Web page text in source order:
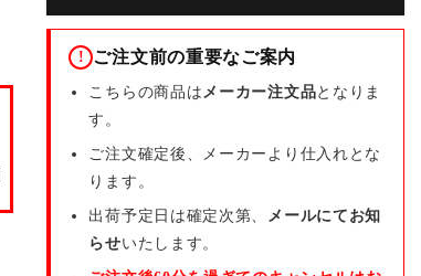
! ご注文前の重要なご案内
こちらの商品はメーカー注文品となりま
す。
ご注文確定後、メーカーより仕入れとな
ります。
出荷予定日は確定次第、 メールにてお知
らせいたします。